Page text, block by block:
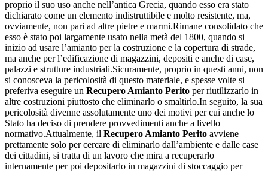
proprio il suo uso anche nell’antica Grecia, quando esso era stato
dichiarato come un elemento indistruttibile e molto resistente, ma,
ovviamente, non pari ad altre pietre e marmi.Rimane consolidato che
esso è stato poi largamente usato nella metà del 1800, quando si
inizio ad usare l’amianto per la costruzione e la copertura di strade,
ma anche per l’edificazione di magazzini, depositi e anche di case,
palazzi e strutture industriali.Sicuramente, proprio in questi anni, non
si conosceva la pericolosità di questo materiale, e spesse volte si
preferiva eseguire un Recupero Amianto Perito per riutilizzarlo in
altre costruzioni piuttosto che eliminarlo o smaltirlo.In seguito, la sua
pericolosità divenne assolutamente uno dei motivi per cui anche lo
Stato ha deciso di prendere provvedimenti anche a livello
normativo.Attualmente, il Recupero Amianto Perito avviene
prettamente solo per cercare di eliminarlo dall’ambiente e dalle case
dei cittadini, si tratta di un lavoro che mira a recuperarlo
internamente per poi depositarlo in magazzini di stoccaggio per